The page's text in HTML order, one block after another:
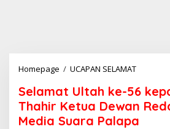
Homepage / UCAPAN SELAMATSelamat
ke-
56
kepada
Selamat Ultah ke-56
Thahir Ketua Dewan
Media Suara Palapa